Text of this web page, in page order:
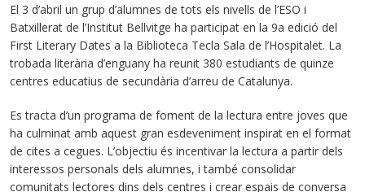
El 3 d’abril un grup d’alumnes de tots els nivells de l’ESO i
Batxillerat de l’Institut Bellvitge ha participat en la 9a edició del
First Literary Dates a la Biblioteca Tecla Sala de l’Hospitalet. La
trobada literària d’enguany ha reunit 380 estudiants de quinze
centres educatius de secundària d’arreu de Catalunya.
Es tracta d’un programa de foment de la lectura entre joves que
ha culminat amb aquest gran esdeveniment inspirat en el format
de cites a cegues. L’objectiu és incentivar la lectura a partir dels
interessos personals dels alumnes, i també consolidar
comunitats lectores dins dels centres i crear espais de conversa